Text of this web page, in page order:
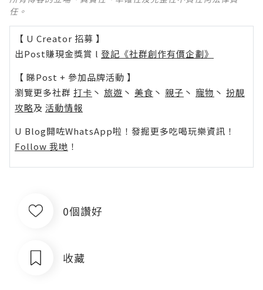
任。
【 U Creator 招募 】
出Post賺現金獎賞 l 登記《社群創作有價企劃》
【 睇Post + 參加品牌活動 】
瀏覽更多社群 打卡 丶 旅遊 丶 美食 丶 親子 丶 寵物 丶 扮靚
攻略及 活動情報
U Blog開咗WhatsApp啦！發掘更多吃喝玩樂資訊！
Follow 我哋 ！
0個讚好
收藏